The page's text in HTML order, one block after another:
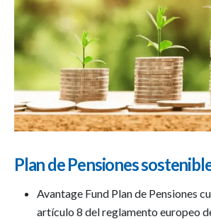
Plan de Pensiones
Avantage Fund Plan de Pensiones
artículo 8 del reglamento europeo